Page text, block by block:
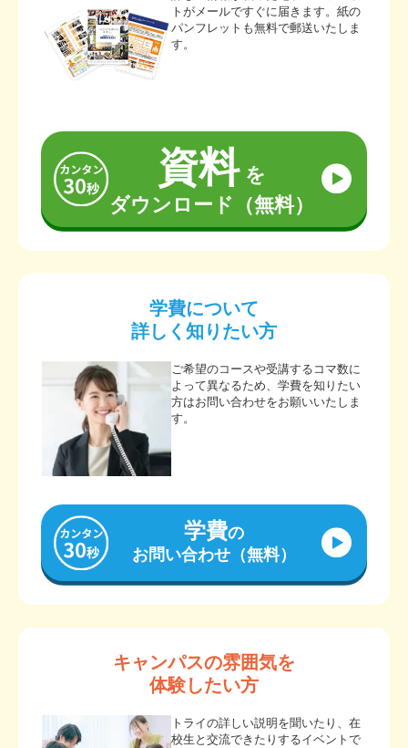
トがメールですぐに届きます。紙の
パンフレットも無料で郵送いたしま
す。
資料を
ダウンロード（無料）
学費について
詳しく知りたい方
ご希望のコースや受講するコマ数に
よって異なるため、学費を知りたい
方はお問い合わせをお願いいたしま
す。
学費の
お問い合わせ（無料）
キャンパスの雰囲気を
体験したい方
トライの詳しい説明を聞いたり、在
校生と交流できたりするイベントで